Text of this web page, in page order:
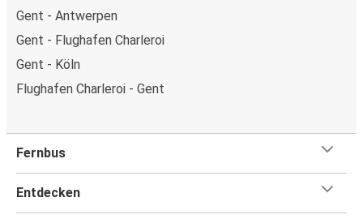
Gent - Antwerpen
Gent - Flughafen Charleroi
Gent - Köln
Flughafen Charleroi - Gent
Fernbus
Entdecken